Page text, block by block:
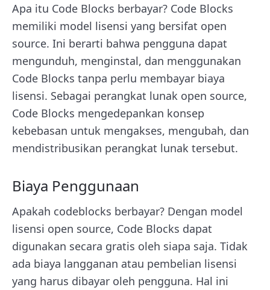
Apa itu Code Blocks berbayar? Code Blocks
memiliki model lisensi yang bersifat open
source. Ini berarti bahwa pengguna dapat
mengunduh, menginstal, dan menggunakan
Code Blocks tanpa perlu membayar biaya
lisensi. Sebagai perangkat lunak open source,
Code Blocks mengedepankan konsep
kebebasan untuk mengakses, mengubah, dan
mendistribusikan perangkat lunak tersebut.
Biaya Penggunaan
Apakah codeblocks berbayar? Dengan model
lisensi open source, Code Blocks dapat
digunakan secara gratis oleh siapa saja. Tidak
ada biaya langganan atau pembelian lisensi
yang harus dibayar oleh pengguna. Hal ini